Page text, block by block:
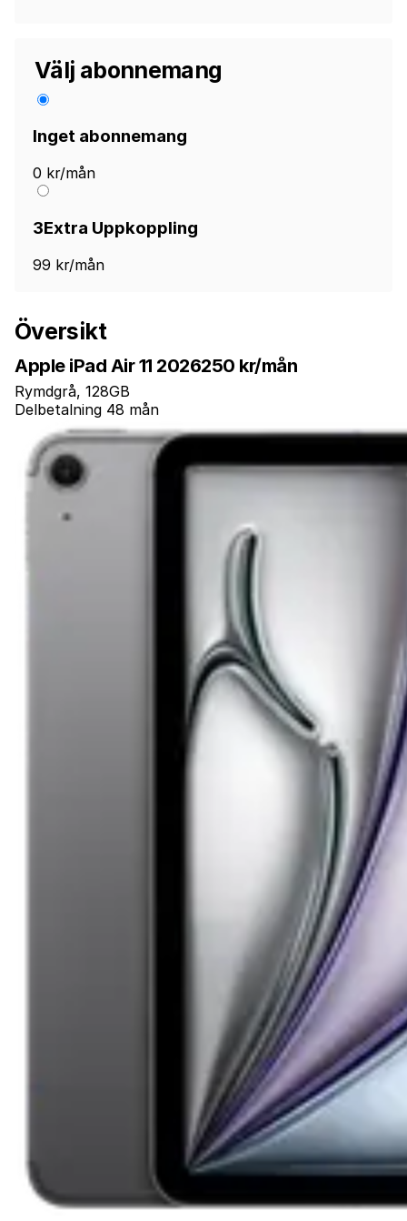
Välj abonnemang
Inget abonnemang
0 kr/mån
3Extra Uppkoppling
99 kr/mån
Översikt
Apple iPad Air 11 2026250 kr/mån
Rymdgrå, 128GB
Delbetalning 48 mån